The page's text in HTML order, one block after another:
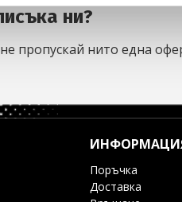
ни?
пропускай нито една
Поръчка
Доставка